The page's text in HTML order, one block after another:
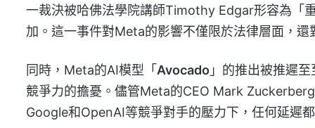
一裁決被哈佛法學院講師Timothy Edgar形容為「
加。這一事件對Meta的影響不僅限於法律層面，
同時，Meta的AI模型「 Avocado 」的推出被推遲
競爭力的擔憂。儘管Meta的CEO Mark
Google和OpenAI等競爭對手的壓力下，任何延遲